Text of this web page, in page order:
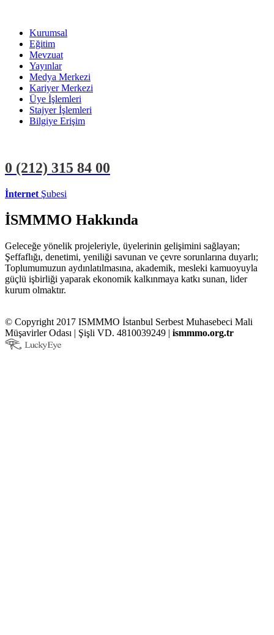
Kurumsal
Eğitim
Mevzuat
Yayınlar
Medya Merkezi
Kariyer Merkezi
Üye İşlemleri
Stajyer İşlemleri
Bilgiye Erişim
0 (212) 315 84 00
İnternet Şubesi
İSMMMO Hakkında
Geleceğe yönelik projeleriyle, üyelerinin gelişimini sağlayan;
Şeffaflığı, denetimi, yeniliği savunan ve çevre sorunlarına duyarlı;
Toplumumuzun aydınlatılmasına, akademik, mesleki kamuoyuyla
güçlü işbirliği yaparak ekonomik kalkınmaya katkı sunan, lider
kurum olmaktır.
© Copyright 2017 ISMMMO İstanbul Serbest Muhasebeci Mali
Müşavirler Odası | Şişli VD. 4810039249 | ismmmo.org.tr